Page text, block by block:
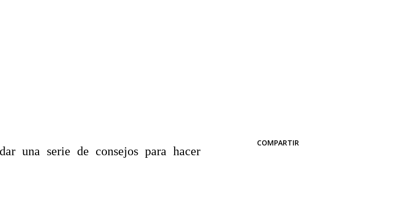
una serie de consejos para hacer
COMPARTIR